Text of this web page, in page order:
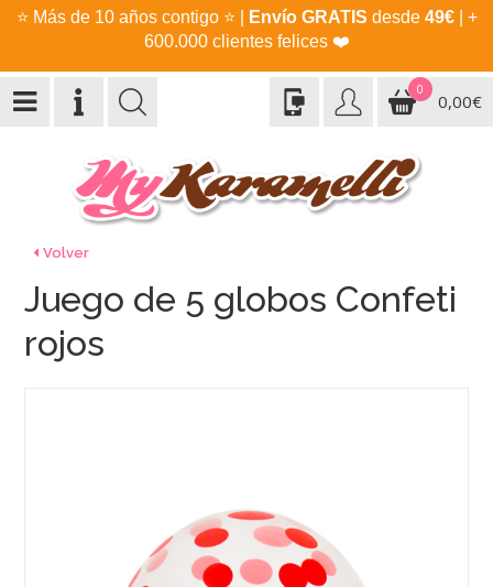
⭐ Más de 10 años contigo ⭐ Envío GRATIS desde 49€| +
600.000 clientes felices ❤️
0
0,00€
Volver
Juego de 5 globos Confeti
rojos